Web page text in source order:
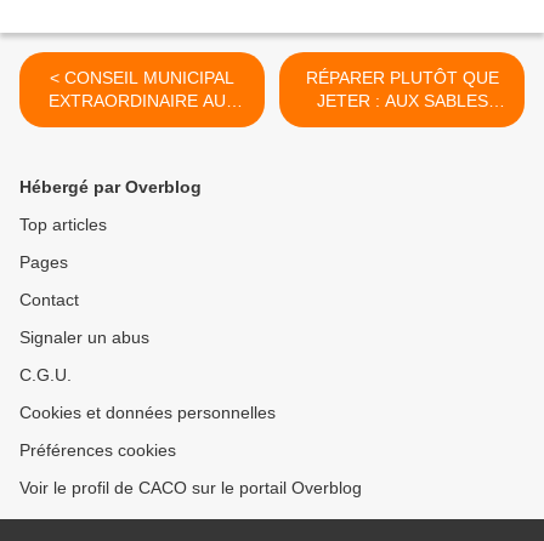
< CONSEIL MUNICIPAL
EXTRAORDINAIRE AUX
SABLES D'OLONNE À
RÉPARER PLUTÔT QUE
JETER : AUX SABLES
D'OLONNE REPAIR CAFÉ
Hébergé par Overblog
Top articles
Pages
Contact
Signaler un abus
C.G.U.
Cookies et données personnelles
Préférences cookies
Voir le profil de CACO sur le portail Overblog